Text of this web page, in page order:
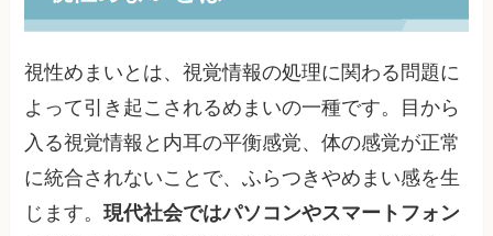
視性めまいとは、視覚情報の処理に関わる問題に
よって引き起こされるめまいの一種です。目から
入る視覚情報と内耳の平衡感覚、体の感覚が正常
に統合されないことで、ふらつきやめまい感を生
じます。現代社会ではパソコンやスマートフォン